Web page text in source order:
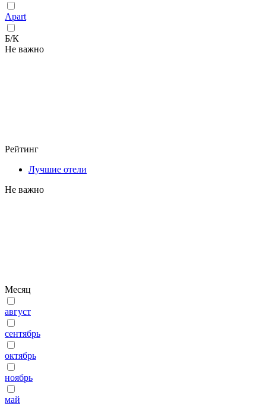
Apart
Б/К
Не важно
Рейтинг
Лучшие отели
Не важно
Месяц
август
сентябрь
октябрь
ноябрь
май